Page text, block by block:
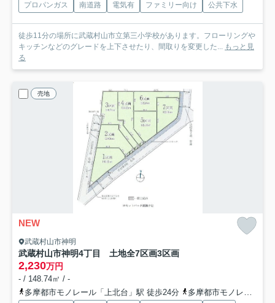
プロパンガス 南道路 電気有 ファミリー向け 公共下水
徒歩11分の場所に武蔵村山市立第三小学校があります。フローリングや
キッチンなどのグレードを上下させたり、間取りを変更した... もっと見
る
売地
NEW
武蔵村山市神明
武蔵村山市神明4丁目 土地全7区画3区画
2,230万円
- / 148.74㎡ / -
多摩都市モノレール「上北台」駅 徒歩24分
多摩都市モノレール「上北台」駅 バス6分 東京都武蔵村山市「神明橋北（東京都）」 停歩4分